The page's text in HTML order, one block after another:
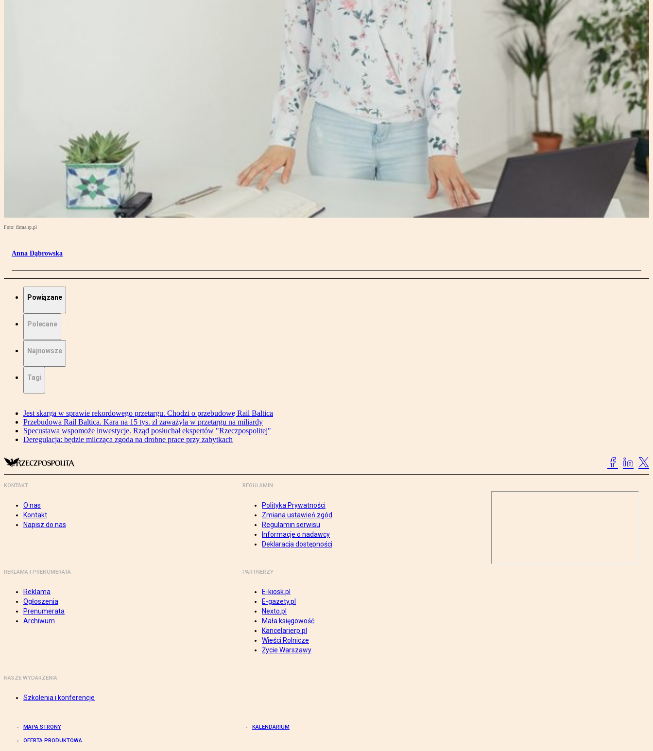
Foto: firma.rp.pl
Anna Dąbrowska
Powiązane
Polecane
Najnowsze
Tagi
Jest skarga w sprawie rekordowego przetargu. Chodzi o przebudowę Rail Baltica
Przebudowa Rail Baltica. Kara na 15 tys. zł zaważyła w przetargu na miliardy
Specustawa wspomoże inwestycje. Rząd posłuchał ekspertów "Rzeczpospolitej"
Deregulacja: będzie milcząca zgoda na drobne prace przy zabytkach
KONTAKT
O nas
Kontakt
Napisz do nas
REGULAMIN
Polityka Prywatności
Zmiana ustawień zgód
Regulamin serwisu
Informacje o nadawcy
Deklaracja dostępności
REKLAMA I PRENUMERATA
Reklama
Ogłoszenia
Prenumerata
Archiwum
PARTNERZY
E-kiosk.pl
E-gazety.pl
Nexto.pl
Mała księgowość
Kancelarierp.pl
Wieści Rolnicze
Życie Warszawy
NASZE WYDARZENIA
Szkolenia i konferencje
MAPA STRONY KALENDARIUM
OFERTA PRODUKTOWA